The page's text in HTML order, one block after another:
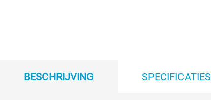
BESCHRIJVING SPECIFICATIES